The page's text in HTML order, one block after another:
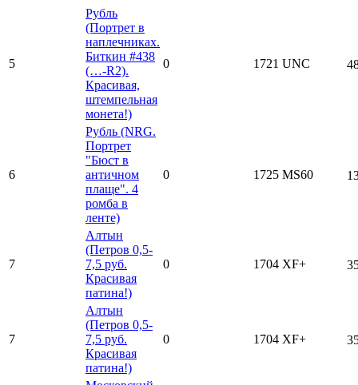
5
Рубль
(Портрет в
наплечниках.
Биткин #438
(…-R2).
Красивая,
штемпельная
монета!)
0 1721 UNC
6
Рубль (NRG.
Портрет
"Бюст в
античном
плаще". 4
ромба в
ленте)
0 1725 MS60
7
Алтын
(Петров 0,5-
7,5 руб.
Красивая
патина!)
0 1704 XF+
7
Алтын
(Петров 0,5-
7,5 руб.
Красивая
патина!)
0 1704 XF+